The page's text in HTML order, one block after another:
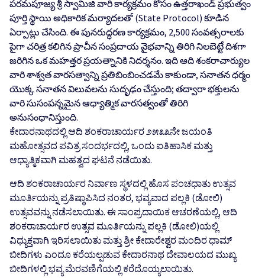
పరమపూజ్య శ్రీ స్వామిజి వారి కార్యక్రమం కోసం ఉత్తరాఖండ్ ప్రభుత్వం
పూర్తి స్థాయి అధికారిక మర్యాదలతో (State Protocol) కూడిన
ఏర్పాట్లు చేసింది. ఈ పునరుద్ధరణ కార్యక్రమం, 2,500 సంవత్సరాలకు
పైగా చరిత్ర కలిగిన ప్రాచీన సంప్రదాయ వైభవాన్ని తిరిగి నిలబెట్టే దిశగా
జరిగిన ఒక మహత్తర ప్రయత్నానికి నిదర్శనం. ఇది ఆది శంకరాచార్యుల
వారి శాశ్వత వారసత్వాన్ని ప్రతిబింబించడమే కాకుండా, సనాతన ధర్మం
యొక్క సనాతన విలువలను సుదృఢం చేస్తుంది; తద్వారా భక్తులను
వారి సుసంపన్నమైన ఆధ్యాత్మిక వారసత్వంతో తిరిగి
అనుసంధానిస్తుంది.
ಕೇದಾರನಾಥದಲ್ಲಿ ಆದಿ ಶಂಕರಾಚಾರ್ಯರ ೨೫೩೩ನೇ ಜಯಂತಿ
ಮಹೋತ್ಸವದ ಪವಿತ್ರ ಸಂದರ್ಭದಲ್ಲಿ, ಒಂದು ಐತಿಹಾಸಿಕ ಮತ್ತು
ಆಧ್ಯಾತ್ಮಿಕವಾಗಿ ಮಹತ್ವದ ಘಟನೆ ನಡೆಯಿತು.
ಆದಿ ಶಂಕರಾಚಾರ್ಯರ ನಿರ್ವಾಣ ಸ್ಥಳದಲ್ಲಿ ಹೊಸ ಪಂಚಧಾತು ಉತ್ಸವ
ಮೂರ್ತಿಯನ್ನು ಪ್ರತಿಷ್ಠಾಪಿಸಿದ ನಂತರ, ಭವ್ಯವಾದ ಪಲ್ಲಕಿ (ಡೋಲಿ)
ಉತ್ಸವವನ್ನು ನಡೆಸಲಾಯಿತು. ಈ ಸಾಂಪ್ರದಾಯಿಕ ಆಚರಣೆಯಲ್ಲಿ, ಆದಿ
ಶಂಕರಾಚಾರ್ಯರ ಉತ್ಸವ ಮೂರ್ತಿಯನ್ನು ಪಲ್ಲಕಿ (ಡೋಲಿ)ಯಲ್ಲಿ
ವಿಧ್ಯುಕ್ತವಾಗಿ ಇರಿಸಲಾಯಿತು ಮತ್ತು ಶ್ರೀ ಕೇದಾರೇಶ್ವರ ಮಂದಿರ ಧಾಮ್
ಬೀದಿಗಳು ಎಂದೂ ಕರೆಯಲ್ಪಡುವ ಕೇದಾರನಾಥ ದೇವಾಲಯದ ಮುಖ್ಯ
ಬೀದಿಗಳಲ್ಲಿ ಭವ್ಯ ಮೆರವಣಿಗೆಯಲ್ಲಿ ಕರೆದೊಯ್ಯಲಾಯಿತು.